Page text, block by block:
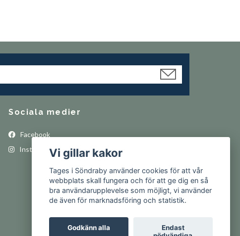
Sociala medier
Facebook
InstagramVi gillar kakor
Tages i Söndraby använder cookies för att vår
webbplats skall fungera och för att ge dig en så
bra användarupplevelse som möjligt, vi använder
de även för marknadsföring och statistik.
Godkänn alla
Endast